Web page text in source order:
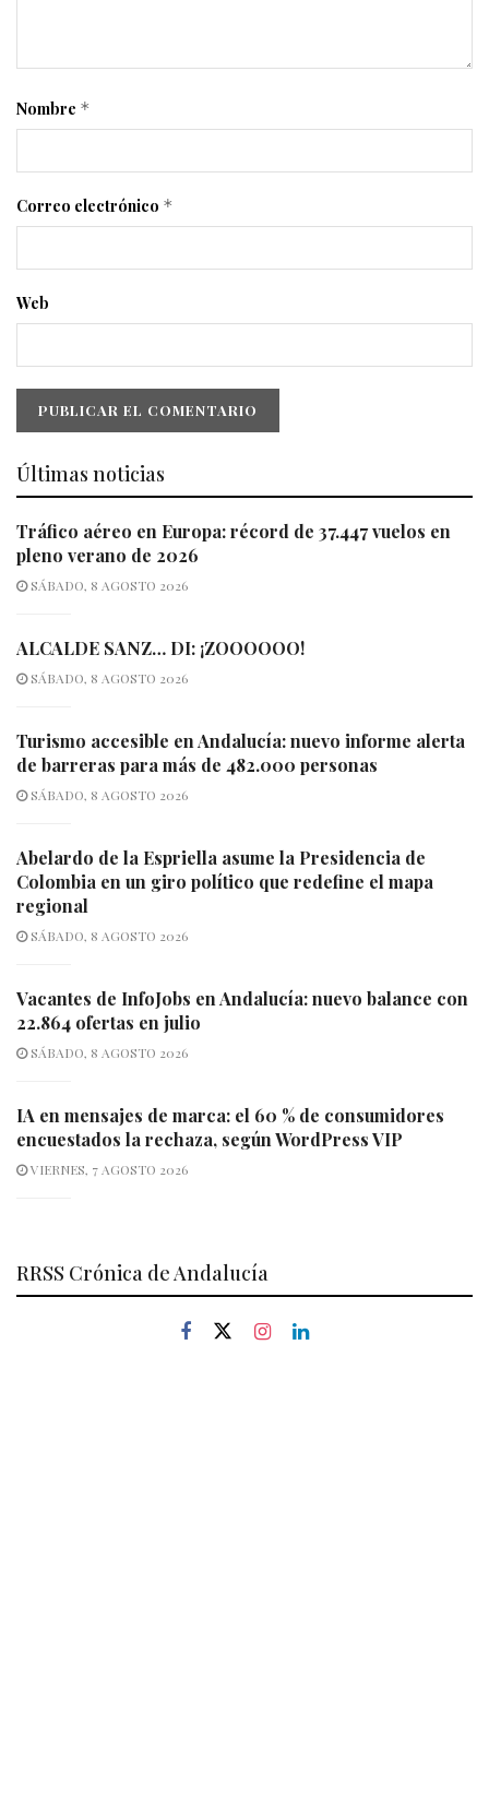
Nombre *
Correo electrónico *
Web
Últimas noticias
Tráfico aéreo en Europa: récord de 37.447 vuelos en
pleno verano de 2026
SÁBADO, 8 AGOSTO 2026
ALCALDE SANZ… DI: ¡ZOOOOOO!
SÁBADO, 8 AGOSTO 2026
Turismo accesible en Andalucía: nuevo informe alerta
de barreras para más de 482.000 personas
SÁBADO, 8 AGOSTO 2026
Abelardo de la Espriella asume la Presidencia de
Colombia en un giro político que redefine el mapa
regional
SÁBADO, 8 AGOSTO 2026
Vacantes de InfoJobs en Andalucía: nuevo balance con
22.864 ofertas en julio
SÁBADO, 8 AGOSTO 2026
IA en mensajes de marca: el 60 % de consumidores
encuestados la rechaza, según WordPress VIP
VIERNES, 7 AGOSTO 2026
RRSS Crónica de Andalucía